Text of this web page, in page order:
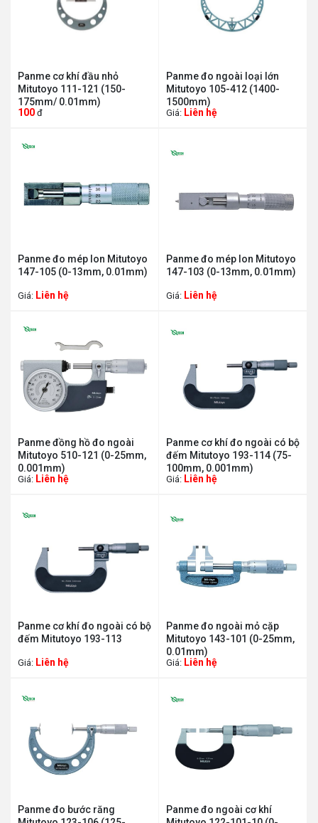
Panme cơ khí đầu nhỏ
Mitutoyo 111-121 (150-
175mm/ 0.01mm)
100 đ
Panme đo ngoài loại lớn
Mitutoyo 105-412 (1400-
1500mm)
Giá: Liên hệ
Panme đo mép lon Mitutoyo
147-105 (0-13mm, 0.01mm)
Giá: Liên hệ
Panme đo mép lon Mitutoyo
147-103 (0-13mm, 0.01mm)
Giá: Liên hệ
Panme đồng hồ đo ngoài
Mitutoyo 510-121 (0-25mm,
0.001mm)
Giá: Liên hệ
Panme cơ khí đo ngoài có bộ
đếm Mitutoyo 193-114 (75-
100mm, 0.001mm)
Giá: Liên hệ
Panme cơ khí đo ngoài có bộ
đếm Mitutoyo 193-113
Giá: Liên hệ
Panme đo ngoài mỏ cặp
Mitutoyo 143-101 (0-25mm,
0.01mm)
Giá: Liên hệ
Panme đo bước răng
Panme đo ngoài cơ khí